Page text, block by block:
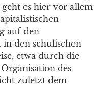
es hier vor allem
auf den
den schulischen
etwa durch die
des
zuletzt dem